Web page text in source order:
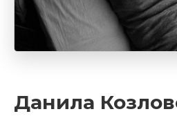
Данила